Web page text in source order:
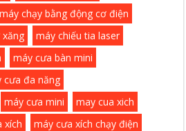
máy chạy bằng động cơ điện
máy chiếu tia laser
máy cưa bàn mini
cưa đa năng
máy cưa mini
may cua xich
xích
máy cưa xích chạy điện